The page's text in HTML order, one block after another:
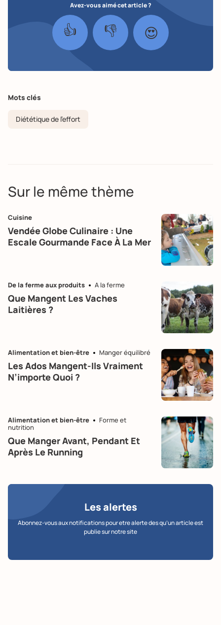
Avez-vous aimé cet article ?
👍 👎 😍
Mots clés
Diététique de l'effort
Sur le même thème
Cuisine
Vendée Globe Culinaire : Une
Escale Gourmande Face À La Mer
De la ferme aux produits A la ferme
Que Mangent Les Vaches
Laitières ?
Alimentation et bien-être Manger équilibré
Les Ados Mangent-Ils Vraiment
N’importe Quoi ?
Alimentation et bien-être
Forme et
nutrition
Que Manger Avant, Pendant Et
Après Le Running
Les alertes
Abonnez-vous aux notifications pour etre alerte des qu’un article est
publie sur notre site